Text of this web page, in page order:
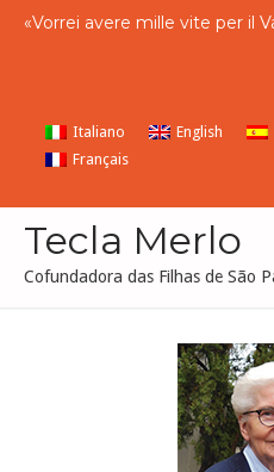
«Vorrei avere mille vite per il
Italiano English
Français
Tecla Merlo
Cofundadora das Filhas de São